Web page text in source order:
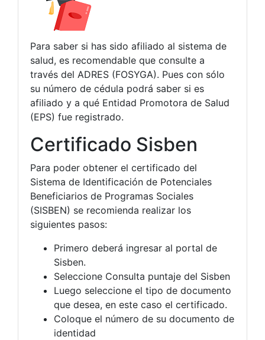
Para saber si has sido afiliado al sistema de
salud, es recomendable que consulte a
través del ADRES (FOSYGA). Pues con sólo
su número de cédula podrá saber si es
afiliado y a qué Entidad Promotora de Salud
(EPS) fue registrado.
Certificado Sisben
Para poder obtener el certificado del
Sistema de Identificación de Potenciales
Beneficiarios de Programas Sociales
(SISBEN) se recomienda realizar los
siguientes pasos:
Primero deberá ingresar al portal de
Sisben.
Seleccione Consulta puntaje del Sisben
Luego seleccione el tipo de documento
que desea, en este caso el certificado.
Coloque el número de su documento de
identidad